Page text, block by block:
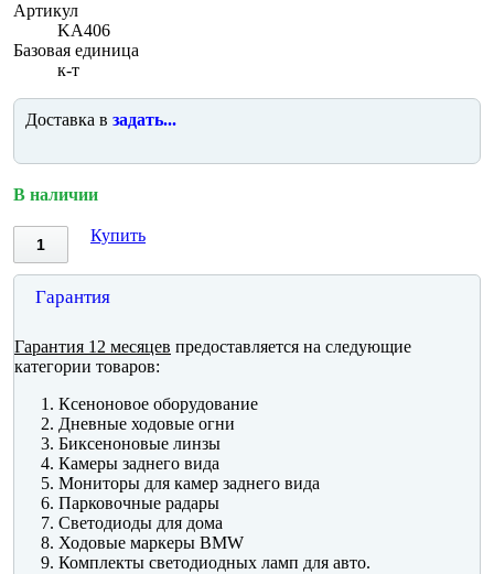
Артикул
KA406
Базовая единица
к-т
Доставка в задать...
В наличии
Купить
Гарантия
Гарантия 12 месяцев предоставляется на следующие
категории товаров:
Ксеноновое оборудование
Дневные ходовые огни
Биксеноновые линзы
Камеры заднего вида
Мониторы для камер заднего вида
Парковочные радары
Светодиоды для дома
Ходовые маркеры BMW
Комплекты светодиодных ламп для авто.